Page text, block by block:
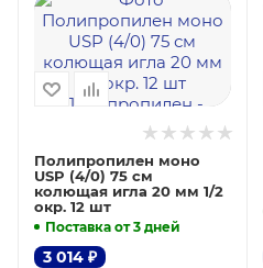
Полипропилен моно
USP (4/0) 75 см
колющая игла 20 мм 1/2
окр. 12 шт
Поставка от 3 дней
3 014 ₽